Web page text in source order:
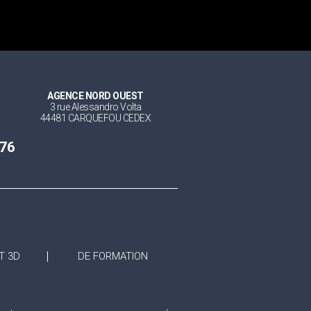
AGENCE NORD OUEST
3 rue Alessandro Volta
44481 CARQUEFOU CEDEX
3D DE FORMATION